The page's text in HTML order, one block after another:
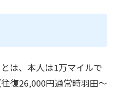
は、本人は1万マイルで
復26,000円通常時羽田～